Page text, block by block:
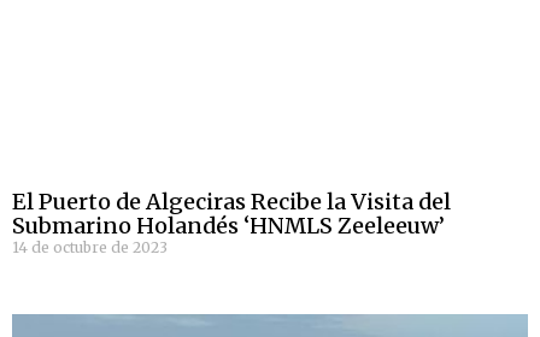
El Puerto de Algeciras Recibe la Visita del
Submarino Holandés ‘HNMLS Zeeleeuw’
14 de octubre de 2023